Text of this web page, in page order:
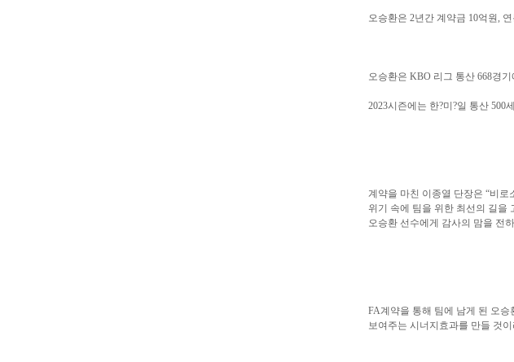
오승환은 2년간 계약금 10억원,
오승환은 KBO 리그 통산 668경
2023시즌에는 한?미?일 통산
계약을 마친 이종열 단장은 “비
위기 속에 팀을 위한 최선의 길을
오승환 선수에게 감사의 맘을 전
FA계약을 통해 팀에 남게 된 오
보여주는 시너지효과를 만들 것